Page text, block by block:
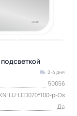
2-4 дня
50056
KN-LU-LED070*100-p-Os
Да